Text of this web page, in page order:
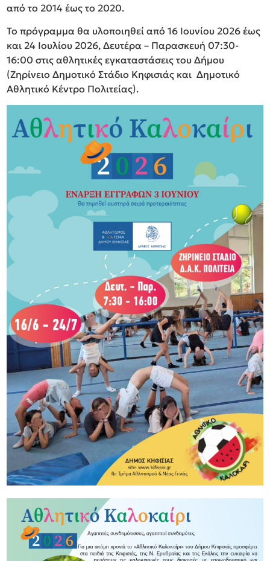
από το 2014 έως το 2020.
Το πρόγραμμα θα υλοποιηθεί από 16 Ιουνίου 2026 έως
και 24 Ιουλίου 2026, Δευτέρα – Παρασκευή 07:30-
16:00 στις αθλητικές εγκαταστάσεις του Δήμου
(Ζηρίνειο Δημοτικό Στάδιο Κηφισιάς και Δημοτικό
Αθλητικό Κέντρο Πολιτείας).